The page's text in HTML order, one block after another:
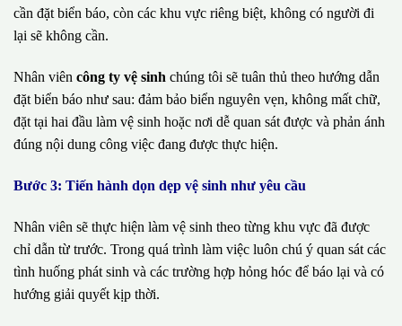
cần đặt biển báo, còn các khu vực riêng biệt, không có người đi
lại sẽ không cần.
Nhân viên công ty vệ sinh chúng tôi sẽ tuân thủ theo hướng dẫn
đặt biển báo như sau: đảm bảo biển nguyên vẹn, không mất chữ,
đặt tại hai đầu làm vệ sinh hoặc nơi dễ quan sát được và phản ánh
đúng nội dung công việc đang được thực hiện.
Bước 3: Tiến hành dọn dẹp vệ sinh như yêu cầu
Nhân viên sẽ thực hiện làm vệ sinh theo từng khu vực đã được
chỉ dẫn từ trước. Trong quá trình làm việc luôn chú ý quan sát các
tình huống phát sinh và các trường hợp hỏng hóc để báo lại và có
hướng giải quyết kịp thời.